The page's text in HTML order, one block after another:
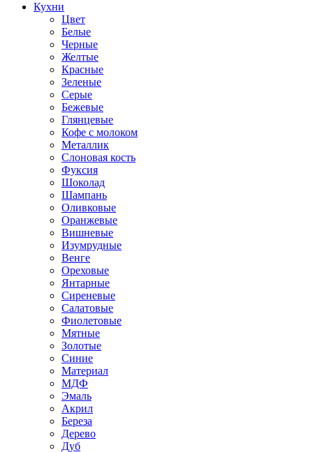
Кухни
Цвет
Белые
Черные
Желтые
Красные
Зеленые
Серые
Бежевые
Глянцевые
Кофе с молоком
Металлик
Слоновая кость
Фуксия
Шоколад
Шампань
Оливковые
Оранжевые
Вишневые
Изумрудные
Венге
Ореховые
Янтарные
Сиреневые
Салатовые
Фиолетовые
Мятные
Золотые
Синие
Материал
МДФ
Эмаль
Акрил
Береза
Дерево
Дуб